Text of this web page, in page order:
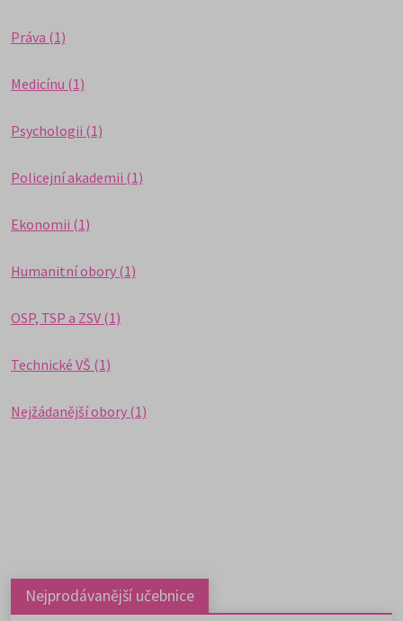
Práva (1)
Medicínu (1)
Psychologii (1)
Policejní akademii (1)
Ekonomii (1)
Humanitní obory (1)
OSP, TSP a ZSV (1)
Technické VŠ (1)
Nejžádanější obory (1)
Nejprodávanější učebnice